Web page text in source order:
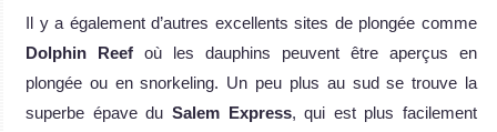
Il y a également d’autres excellents sites de plongée comme
Dolphin Reef où les dauphins peuvent être aperçus en
plongée ou en snorkeling. Un peu plus au sud se trouve la
superbe épave du Salem Express, qui est plus facilement